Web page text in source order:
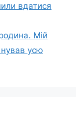
вдатися
Мій
усю